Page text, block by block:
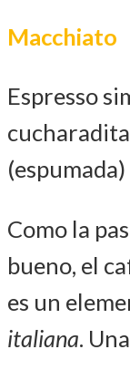
Macchiato
Espresso
(espumada)
Como la
bueno, el
es un
italiana.